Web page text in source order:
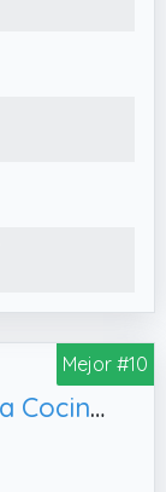
Mejor #10
Libro de Cocina China para Cocina Casera: 140 Recetas Regionales con Imágenes a Todo Color – Comidas Sencillas y Tradicionales de Cocinas Familiares